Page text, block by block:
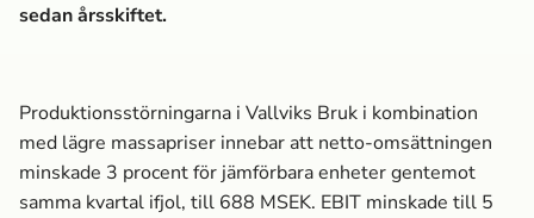
sedan årsskiftet.
Produktionsstörningarna i Vallviks Bruk i kombination
med lägre massa­priser innebar att netto-omsättningen
minskade 3 procent för jämförbara enheter gentemot
samma kvartal ifjol, till 688 MSEK. EBIT minskade till 5